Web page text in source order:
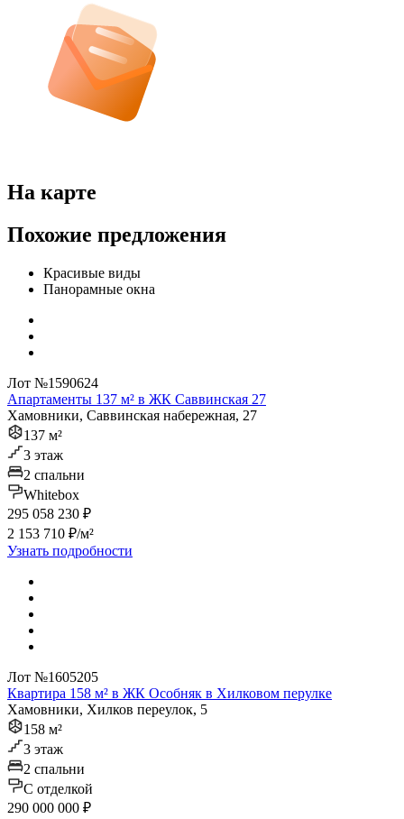
На карте
Похожие предложения
Красивые виды
Панорамные окна
Лот №1590624
Апартаменты 137 м² в ЖК Саввинская 27
Хамовники, Саввинская набережная, 27
137 м²
3 этаж
2 спальни
Whitebox
295 058 230 ₽
2 153 710 ₽/м²
Узнать подробности
Лот №1605205
Квартира 158 м² в ЖК Особняк в Хилковом перулке
Хамовники, Хилков переулок, 5
158 м²
3 этаж
2 спальни
C отделкой
290 000 000 ₽